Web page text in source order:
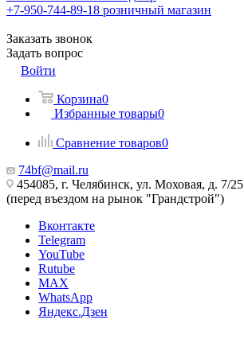
+7-950-744-89-18 розничный магазин
Заказать звонок
Задать вопрос
Войти
Корзина0
Избранные товары0
Сравнение товаров0
74bf@mail.ru
454085, г. Челябинск, ул. Моховая, д. 7/25
(перед въездом на рынок "Грандстрой")
Вконтакте
Telegram
YouTube
Rutube
MAX
WhatsApp
Яндекс.Дзен